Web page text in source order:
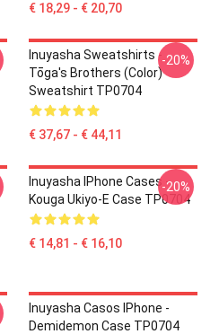
€ 18,29 - € 20,70
Inuyasha Sweatshirts -
Tōga's Brothers (color)
Sweatshirt TP0704
€ 37,67 - € 44,11
-20%
Inuyasha IPhone Cases -
Kouga Ukiyo-E Case TP0704
€ 14,81 - € 16,10
-20%
Inuyasha Casos IPhone -
Demidemon Case TP0704